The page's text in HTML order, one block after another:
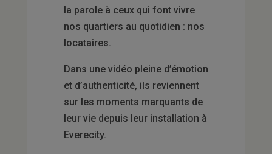
la parole à ceux qui font vivre
nos quartiers au quotidien : nos
locataires.
Dans une vidéo pleine d’émotion
et d’authenticité, ils reviennent
sur les moments marquants de
leur vie depuis leur installation à
Everecity.